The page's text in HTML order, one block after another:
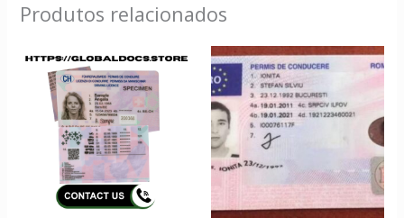
Produtos relacionados